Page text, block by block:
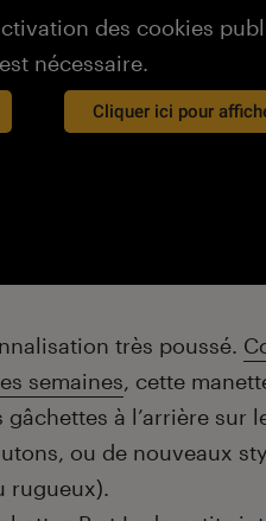
des cookies
est nécessaire.
Cliquer ici pour
très poussé.
semaines, cette
à l’arrière sur
ou de nouveaux
rugueux).